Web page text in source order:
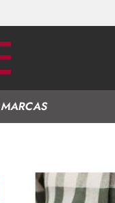
MARCAS